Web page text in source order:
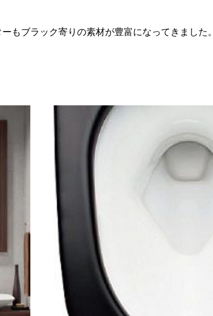
もブラック寄りの素材が豊富になってきました。